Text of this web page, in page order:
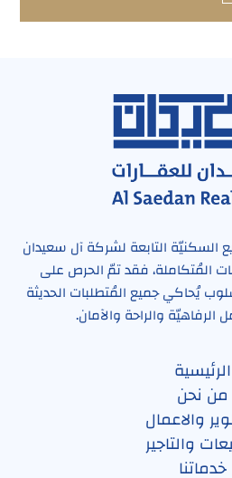
السكنيّة التابعة لشركة آل سعيدان
المُتكاملة، فقد تمّ الحرص على
يُحاكي جميع المُتطلبات الحديثة
والراحة والآمان.
الرئيسية
من نحن
والاعمال
والتاجير
خدماتنا